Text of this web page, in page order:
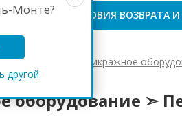
Монте?
другой
УСЛОВИЯ ВОЗВРАТА
России
Антикражное
➣ Пенза
оборудование ➣